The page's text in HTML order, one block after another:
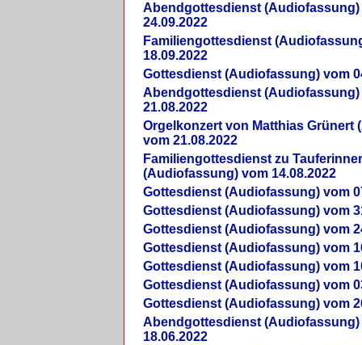
Abendgottesdienst (Audiofassung)
24.09.2022
Familiengottesdienst
18.09.2022
Gottesdienst (Audiofassung) vom
Abendgottesdienst (Audiofassung)
21.08.2022
Orgelkonzert von Matthias Grünert
vom 21.08.2022
Familiengottesdienst zu
(Audiofassung) vom 14.08.2022
Gottesdienst (Audiofassung) vom
Gottesdienst (Audiofassung) vom
Gottesdienst (Audiofassung) vom
Gottesdienst (Audiofassung) vom
Gottesdienst (Audiofassung) vom
Gottesdienst (Audiofassung) vom
Gottesdienst (Audiofassung) vom
Abendgottesdienst (Audiofassung)
18.06.2022